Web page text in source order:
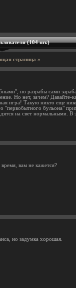
(104 шт.)
страница »
но разрабы сами
Но нет, зачем? Давайте-
игра! Такую никто еще
"первобытного бульона"
на свет нормальными.
вам не кажется?
но задумка хорошая.